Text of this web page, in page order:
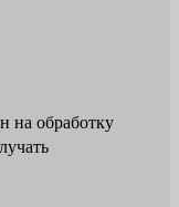
на обработку